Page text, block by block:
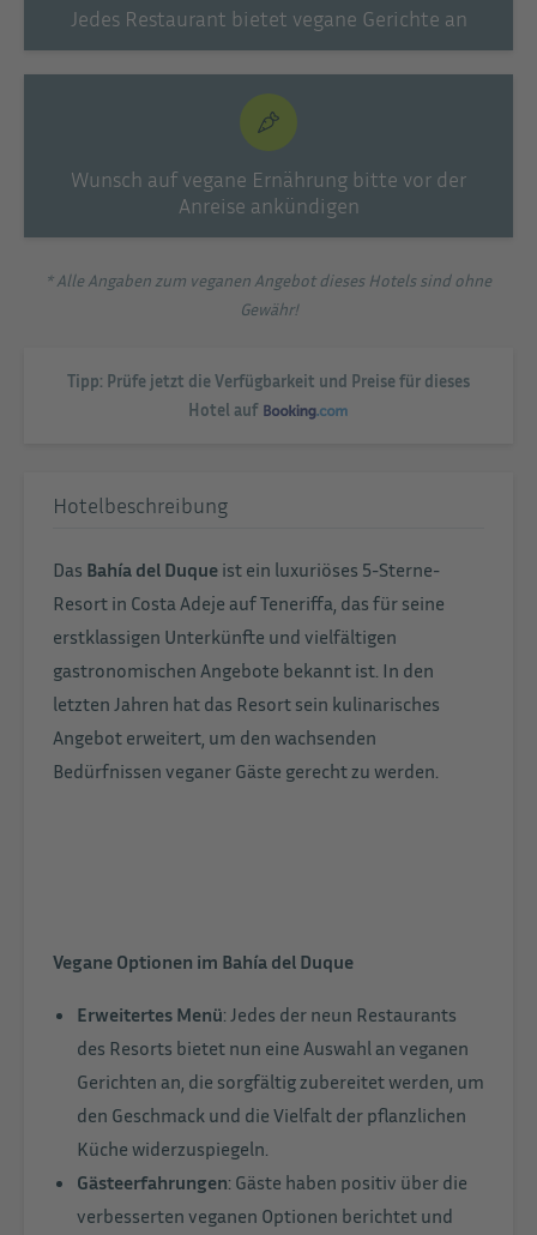
Jedes Restaurant bietet vegane Gerichte an
Wunsch auf vegane Ernährung bitte vor der
Anreise ankündigen
* Alle Angaben zum veganen Angebot dieses Hotels sind ohne
Gewähr!
Tipp: Prüfe jetzt die Verfügbarkeit und Preise für dieses
Hotel auf
Hotelbeschreibung
Das Bahía del Duque ist ein luxuriöses 5-Sterne-
Resort in Costa Adeje auf Teneriffa, das für seine
erstklassigen Unterkünfte und vielfältigen
gastronomischen Angebote bekannt ist. In den
letzten Jahren hat das Resort sein kulinarisches
Angebot erweitert, um den wachsenden
Bedürfnissen veganer Gäste gerecht zu werden.
Vegane Optionen im Bahía del Duque
Erweitertes Menü: Jedes der neun Restaurants
des Resorts bietet nun eine Auswahl an veganen
Gerichten an, die sorgfältig zubereitet werden, um
den Geschmack und die Vielfalt der pflanzlichen
Küche widerzuspiegeln.
Gästeerfahrungen: Gäste haben positiv über die
verbesserten veganen Optionen berichtet und